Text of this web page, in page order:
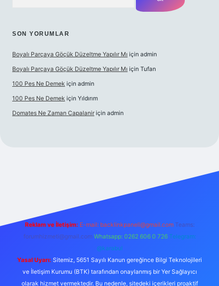
SON YORUMLAR
Boyalı Parçaya Göçük Düzeltme Yapılır Mı için admin
Boyalı Parçaya Göçük Düzeltme Yapılır Mı için Tufan
100 Pes Ne Demek için admin
100 Pes Ne Demek için Yıldırım
Domates Ne Zaman Capalanir için admin
Reklam ve İletişim: E-mail: backlinkpaneli@gmail.com Teams:
forumhizmeti@gmail.com Whatsapp: 0262 606 0 726 Telegram:
@karabul
Yasal Uyarı: Sitemiz, 5651 Sayılı Kanun gereğince Bilgi Teknolojileri
ve İletişim Kurumu (BTK) tarafından onaylanmış bir Yer Sağlayıcı
olarak hizmet vermektedir. Bu nedenle, sitedeki içerikleri proaktif